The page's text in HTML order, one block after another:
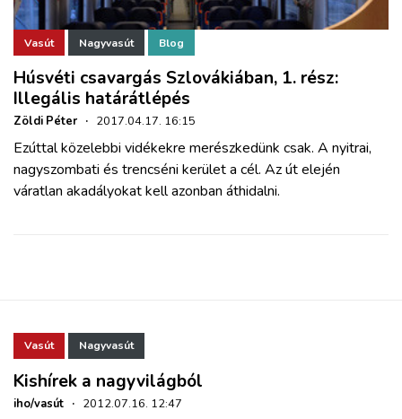
ZÖLDÚT
HAJÓZÁS
BLOG
Vasút Nagyvasút Blog
Húsvéti csavargás Szlovákiában, 1. rész:
Illegális határátlépés
Zöldi Péter · 2017.04.17. 16:15
Ezúttal közelebbi vidékekre merészkedünk csak. A nyitrai,
nagyszombati és trencséni kerület a cél. Az út elején
váratlan akadályokat kell azonban áthidalni.
Vasút Nagyvasút
Kishírek a nagyvilágból
iho/vasút · 2012.07.16. 12:47